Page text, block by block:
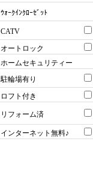
ｳｫｰｸｲﾝｸﾛｰｾﾞｯﾄ
CATV
オートロック
ホームセキュリティー
駐輪場有り
ロフト付き
リフォーム済
インターネット無料♪